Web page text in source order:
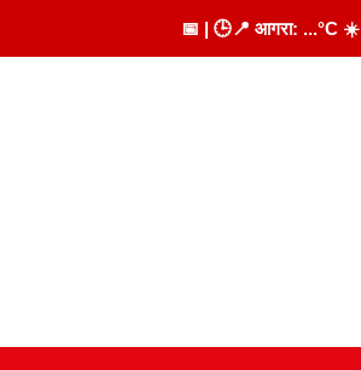
📅 | 🕒📍 आगरा: ...°C ☀️